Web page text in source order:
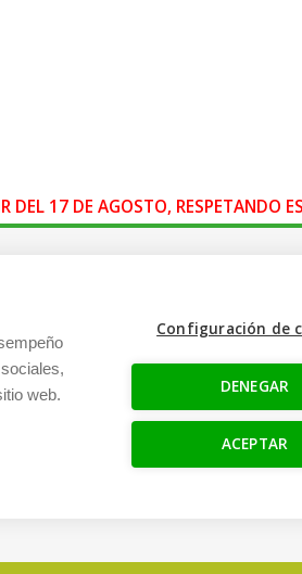
web.
Configuración de
DENEGAR
ACEPTAR
17 DE AGOSTO, RESPETANDO